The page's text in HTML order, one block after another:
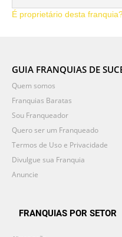
É proprietário desta
GUIA FRANQUIAS DE
Quem somos
Franquias Baratas
Sou Franqueador
Quero ser um Franqueado
Termos de Uso e Privacidade
Divulgue sua Franquia
Anuncie
FRANQUIAS POR SETOR